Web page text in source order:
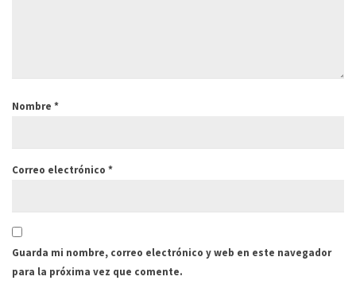
Nombre *
Correo electrónico *
Guarda mi nombre, correo electrónico y web en este navegador
para la próxima vez que comente.